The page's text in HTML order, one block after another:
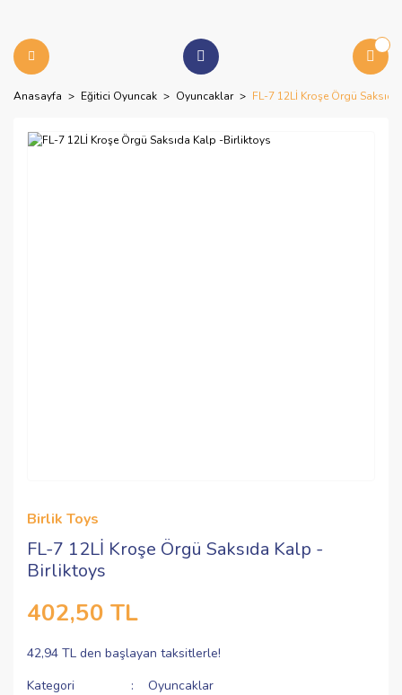
Anasayfa Eğitici Oyuncak Oyuncaklar FL-7 12Lİ Kroşe Örgü
Birlik Toys
FL-7 12Lİ Kroşe Örgü Saksıda Kalp -
Birliktoys
402,50 TL
42,94 TL den başlayan taksitlerle!
Kategori
Oyuncaklar